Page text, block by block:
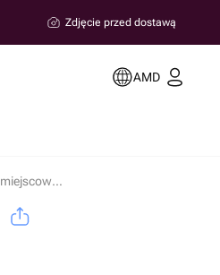
Zdjęcie przed dostawą
AMD
Новогодняя композиция киндер 15см w miejscowości Erywań